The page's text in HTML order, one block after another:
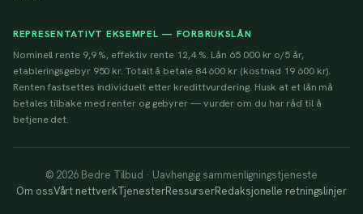
REPRESENTATIVT EKSEMPEL — FORBRUKSLÅN
Nominell rente 9,9 %, effektiv rente 12,4 %. Lån 65 000 kr o/5 år,
etableringsgebyr 950 kr. Totalt å betale 84 600 kr (kostnad 19 600 kr).
Renten fastsettes individuelt etter kredittvurdering. Husk at et lån må
betales tilbake med renter og gebyrer — vurder om du har råd til å
betjene det.
© 2026 Bedre Tilbud · Uavhengig sammenligningstjeneste
Om ossVårt nettverkTjenesterRessurserRedaksjonelle retningslinjer